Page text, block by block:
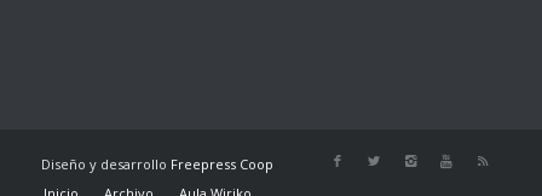
Diseño y desarrollo Freepress Coop